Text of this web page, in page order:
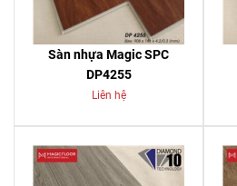
Sàn nhựa Magic SPC
DP4255
Liên hệ